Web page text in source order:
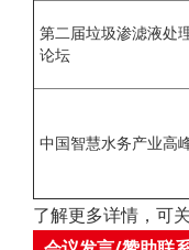
第二届垃圾渗滤液处
论坛
中国智慧水务产业高
了解更多详情，可